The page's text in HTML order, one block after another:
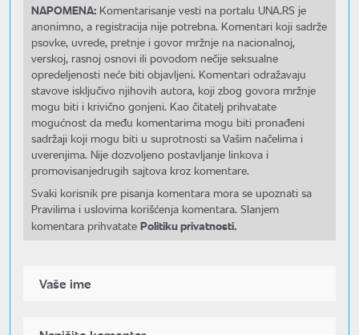
NAPOMENA: Komentarisanje vesti na portalu UNA.RS je
anonimno, a registracija nije potrebna. Komentari koji sadrže
psovke, uvrede, pretnje i govor mržnje na nacionalnoj,
verskoj, rasnoj osnovi ili povodom nečije seksualne
opredeljenosti neće biti objavljeni. Komentari odražavaju
stavove isključivo njihovih autora, koji zbog govora mržnje
mogu biti i krivično gonjeni. Kao čitatelj prihvatate
mogućnost da među komentarima mogu biti pronađeni
sadržaji koji mogu biti u suprotnosti sa Vašim načelima i
uverenjima. Nije dozvoljeno postavljanje linkova i
promovisanjedrugih sajtova kroz komentare.
Svaki korisnik pre pisanja komentara mora se upoznati sa
Pravilima i uslovima korišćenja komentara. Slanjem
komentara prihvatate Politiku privatnosti.